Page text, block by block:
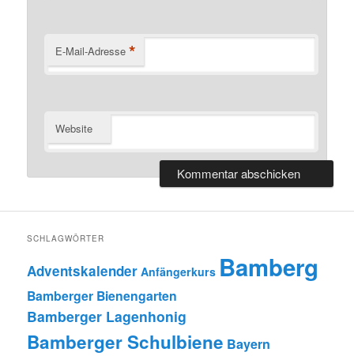
E-Mail-Adresse *
Website
SCHLAGWÖRTER
Adventskalender Anfängerkurs Bamberg
Bamberger Bienengarten
Bamberger Lagenhonig
Bamberger Schulbiene Bayern